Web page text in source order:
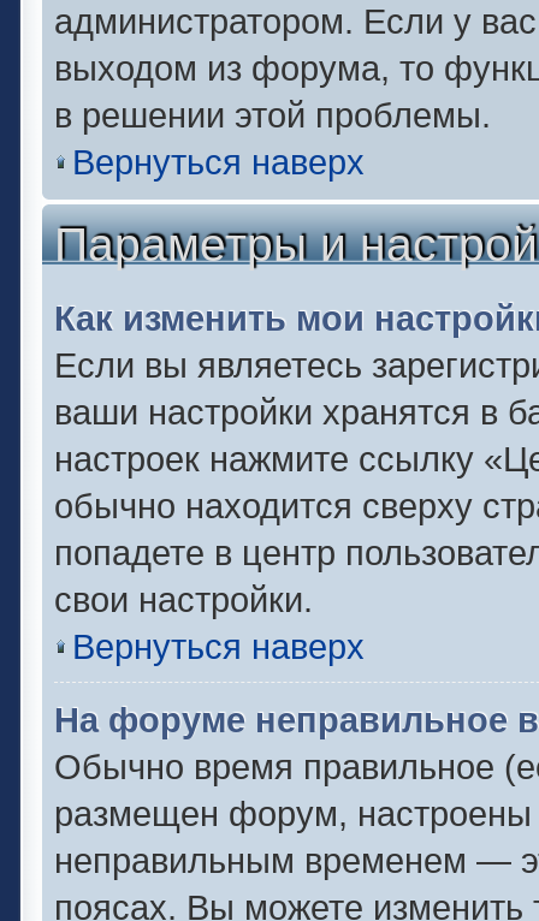
администратором. Если у
выходом из форума, то
в решении этой проблемы.
Вернуться наверх
Параметры и
Как изменить мои
Если вы являетесь
ваши настройки хранятся в
настроек нажмите ссылку
обычно находится сверху
попадете в центр
свои настройки.
Вернуться наверх
На форуме неправильное
Обычно время правильное
размещен форум, настроены
неправильным временем —
поясах. Вы можете изменить